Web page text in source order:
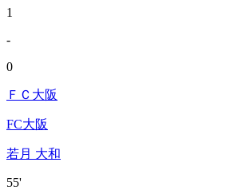
1
-
0
ＦＣ大阪
FC大阪
若月 大和
55'